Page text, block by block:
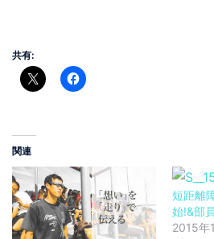
共有:
関連
短距離
始!&部
2015年